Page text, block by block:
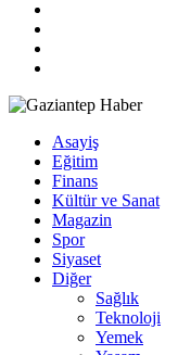
Asayiş
Eğitim
Finans
Kültür ve Sanat
Magazin
Spor
Siyaset
Diğer
Sağlık
Teknoloji
Yemek